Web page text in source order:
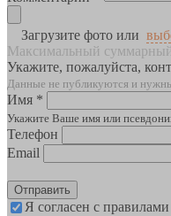
Загрузите фото или
Максимальный
Укажите, пожалуйста,
Данные не публикуются и
Имя *
Укажите Ваше имя или
Телефон
Email
Отправить
Я согласен с